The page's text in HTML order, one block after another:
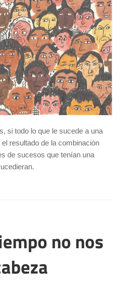
si todo lo que le sucede a una
resultado de la combinación
de sucesos que tenían una
no nos